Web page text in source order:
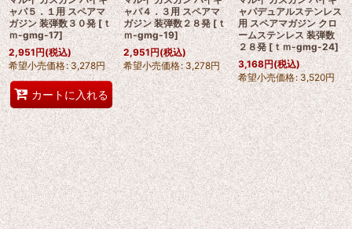
ャパ５．１用 スペアマ
ガジン 装弾数３０発 [ｔ
ｍ-gmg-17]
2,951円(税込)
希望小売価格: 3,278円
カートに入れる
ャパ４．３用 スペアマ
ガジン 装弾数２８発 [ｔ
ｍ-gmg-19]
2,951円(税込)
希望小売価格: 3,278円
ャパデュアルステンレス
用 スペアマガジン クロ
ームステンレス 装弾数
２８発 [ｔｍ-gmg-24]
3,168円(税込)
希望小売価格: 3,520円